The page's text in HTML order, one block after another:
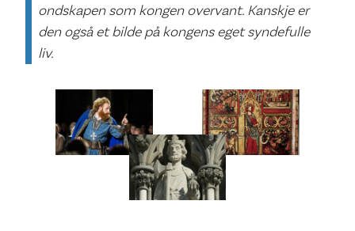
ondskapen som kongen overvant. Kanskje er
den også et bilde på kongens eget syndefulle
liv.